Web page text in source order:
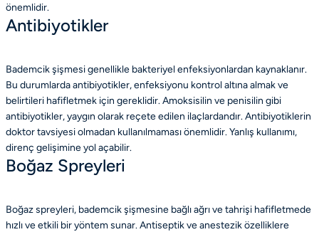
önemlidir.
Antibiyotikler
Bademcik şişmesi genellikle bakteriyel enfeksiyonlardan kaynaklanır.
Bu durumlarda antibiyotikler, enfeksiyonu kontrol altına almak ve
belirtileri hafifletmek için gereklidir. Amoksisilin ve penisilin gibi
antibiyotikler, yaygın olarak reçete edilen ilaçlardandır. Antibiyotiklerin
doktor tavsiyesi olmadan kullanılmaması önemlidir. Yanlış kullanımı,
direnç gelişimine yol açabilir.
Boğaz Spreyleri
Boğaz spreyleri, bademcik şişmesine bağlı ağrı ve tahrişi hafifletmede
hızlı ve etkili bir yöntem sunar. Antiseptik ve anestezik özelliklere